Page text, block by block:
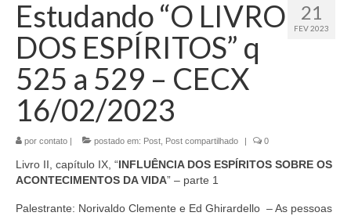
Programação Geral
Sobre nós
Eventos
Artigos
Contato
21
FEV 2023
Estudando “O LIVRO
DOS ESPÍRITOS” q
525 a 529 – CECX
16/02/2023
por contato | postado em: Post Post compartilhado | 0
Livro II, capítulo IX, “INFLUÊNCIA DOS ESPÍRITOS SOBRE OS
ACONTECIMENTOS DA VIDA” – parte 1
Palestrante: Norivaldo Clemente e Ed Ghirardello – As pessoas